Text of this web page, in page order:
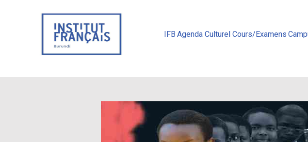
IFB Agenda Culturel Cours/Examens